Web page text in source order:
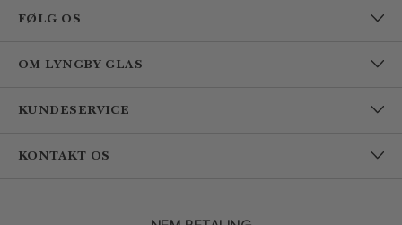
FØLG OS
OM LYNGBY GLAS
KUNDESERVICE
KONTAKT OS